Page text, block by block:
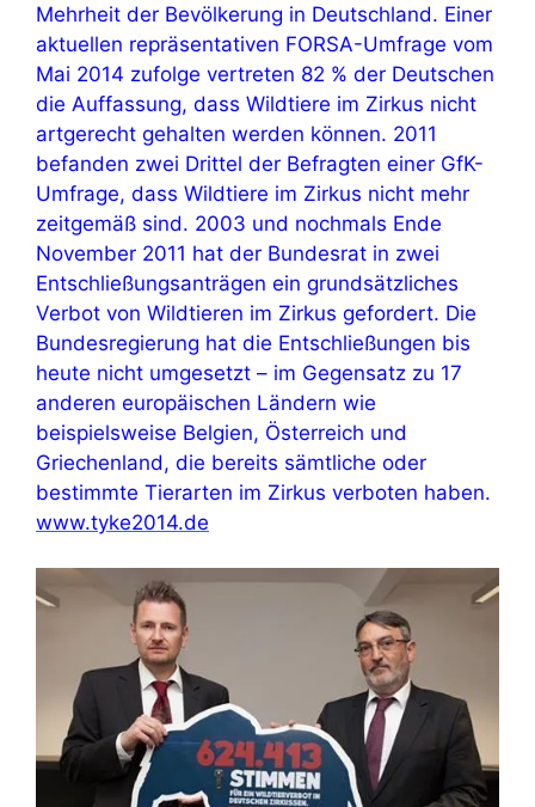
Mehrheit der Bevölkerung in Deutschland. Einer
aktuellen repräsentativen FORSA-Umfrage vom
Mai 2014 zufolge vertreten 82 % der Deutschen
die Auffassung, dass Wildtiere im Zirkus nicht
artgerecht gehalten werden können. 2011
befanden zwei Drittel der Befragten einer GfK-
Umfrage, dass Wildtiere im Zirkus nicht mehr
zeitgemäß sind. 2003 und nochmals Ende
November 2011 hat der Bundesrat in zwei
Entschließungsanträgen ein grundsätzliches
Verbot von Wildtieren im Zirkus gefordert. Die
Bundesregierung hat die Entschließungen bis
heute nicht umgesetzt – im Gegensatz zu 17
anderen europäischen Ländern wie
beispielsweise Belgien, Österreich und
Griechenland, die bereits sämtliche oder
bestimmte Tierarten im Zirkus verboten haben.
www.tyke2014.de